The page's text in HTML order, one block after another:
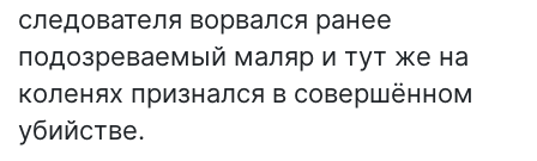
следователя ворвался ранее
подозреваемый маляр и тут же на
коленях признался в совершённом
убийстве.